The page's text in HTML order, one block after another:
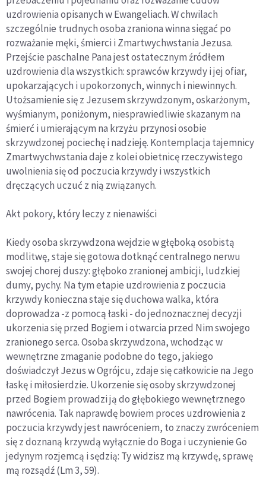
uzdrowienia opisanych w Ewangeliach. W chwilach
szczególnie trudnych osoba zraniona winna sięgać po
rozważanie męki, śmierci i Zmartwychwstania Jezusa.
Przejście paschalne Pana jest ostatecznym źródłem
uzdrowienia dla wszystkich: sprawców krzywdy i jej ofiar,
upokarzających i upokorzonych, winnych i niewinnych.
Utożsamienie się z Jezusem skrzywdzonym, oskarżonym,
wyśmianym, poniżonym, niesprawiedliwie skazanym na
śmierć i umierającym na krzyżu przynosi osobie
skrzywdzonej pociechę i nadzieję. Kontemplacja tajemnicy
Zmartwychwstania daje z kolei obietnicę rzeczywistego
uwolnienia się od poczucia krzywdy i wszystkich
dręczących uczuć z nią związanych.
Akt pokory, który leczy z nienawiści
Kiedy osoba skrzywdzona wejdzie w głęboką osobistą
modlitwę, staje się gotowa dotknąć centralnego nerwu
swojej chorej duszy: głęboko zranionej ambicji, ludzkiej
dumy, pychy. Na tym etapie uzdrowienia z poczucia
krzywdy konieczna staje się duchowa walka, która
doprowadza -z pomocą łaski - do jednoznacznej decyzji
ukorzenia się przed Bogiem i otwarcia przed Nim swojego
zranionego serca. Osoba skrzywdzona, wchodząc w
wewnętrzne zmaganie podobne do tego, jakiego
doświadczył Jezus w Ogrójcu, zdaje się całkowicie na Jego
łaskę i miłosierdzie. Ukorzenie się osoby skrzywdzonej
przed Bogiem prowadzi ją do głębokiego wewnętrznego
nawrócenia. Tak naprawdę bowiem proces uzdrowienia z
poczucia krzywdy jest nawróceniem, to znaczy zwróceniem
się z doznaną krzywdą wyłącznie do Boga i uczynienie Go
jedynym rozjemcą i sędzią: Ty widzisz mą krzywdę, sprawę
mą rozsądź (Lm 3, 59).